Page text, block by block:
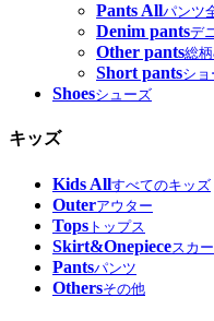
Pants Allパンツ
Denim pantsデ
Other pants総
Short pantsシ
Shoesシューズ
キッズ
Kids Allすべてのキッズ
Outerアウター
Tops トップス
Skirt&Onepieceスカ
Pantsパンツ
Othersその他